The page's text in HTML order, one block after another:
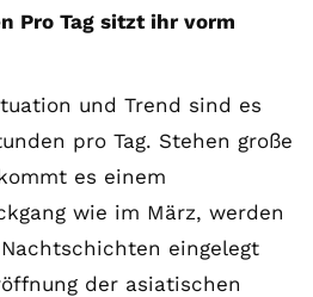
Pro Tag sitzt ihr vorm
und Trend sind es
pro Tag. Stehen große
es einem
wie im März, werden
eingelegt
der asiatischen